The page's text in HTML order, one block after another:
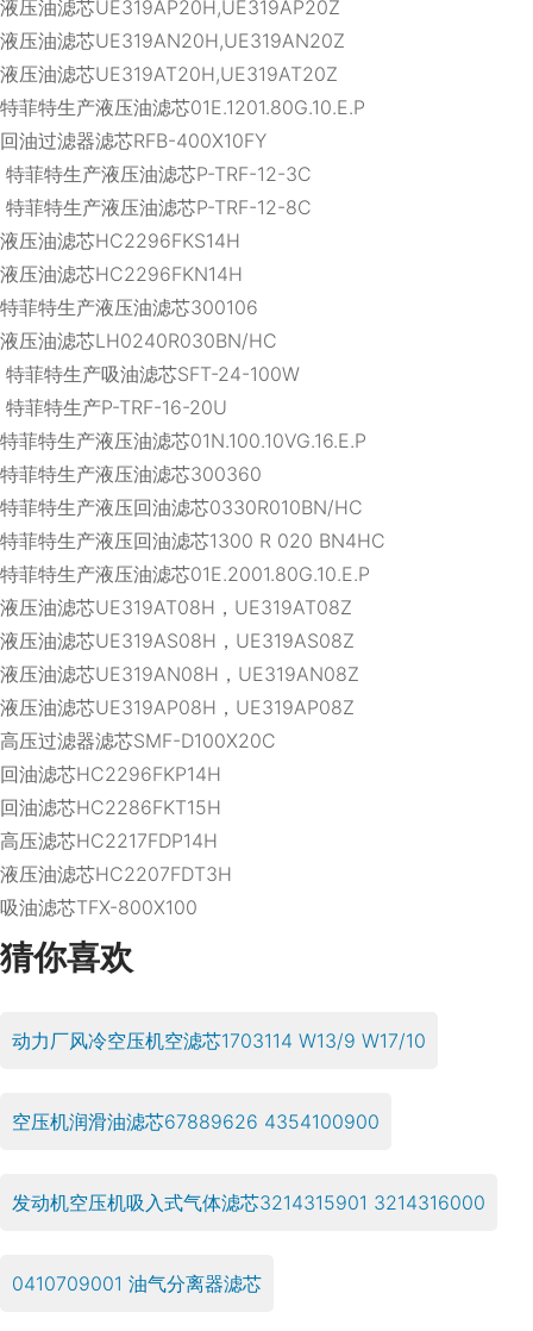
液压油滤芯UE319AP20H,UE319AP20Z
液压油滤芯UE319AN20H,UE319AN20Z
液压油滤芯UE319AT20H,UE319AT20Z
特菲特生产液压油滤芯01E.1201.80G.10.E.P
回油过滤器滤芯RFB-400X10FY
特菲特生产液压油滤芯P-TRF-12-3C
特菲特生产液压油滤芯P-TRF-12-8C
液压油滤芯HC2296FKS14H
液压油滤芯HC2296FKN14H
特菲特生产液压油滤芯300106
液压油滤芯LH0240R030BN/HC
特菲特生产吸油滤芯SFT-24-100W
特菲特生产P-TRF-16-20U
特菲特生产液压油滤芯01N.100.10VG.16.E.P
特菲特生产液压油滤芯300360
特菲特生产液压回油滤芯0330R010BN/HC
特菲特生产液压回油滤芯1300 R 020 BN4HC
特菲特生产液压油滤芯01E.2001.80G.10.E.P
液压油滤芯UE319AT08H，UE319AT08Z
液压油滤芯UE319AS08H，UE319AS08Z
液压油滤芯UE319AN08H，UE319AN08Z
液压油滤芯UE319AP08H，UE319AP08Z
高压过滤器滤芯SMF-D100X20C
回油滤芯HC2296FKP14H
回油滤芯HC2286FKT15H
高压滤芯HC2217FDP14H
液压油滤芯HC2207FDT3H
吸油滤芯TFX-800X100
猜你喜欢
动力厂风冷空压机空滤芯1703114 W13/9 W17/10
空压机润滑油滤芯67889626 4354100900
发动机空压机吸入式气体滤芯3214315901 3214316000
0410709001 油气分离器滤芯